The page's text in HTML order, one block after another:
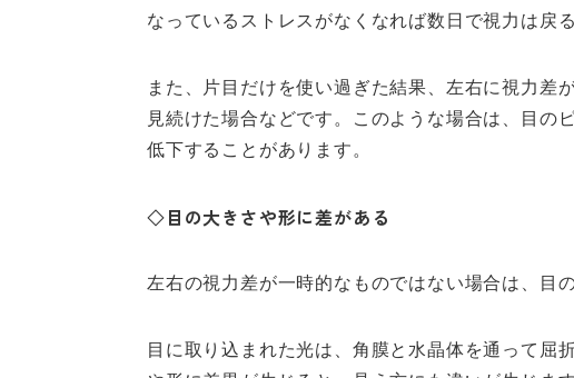
なっているストレスがなくなれば数日で視力は戻
また、片目だけを使い過ぎた結果、左右に視力差
見続けた場合などです。このような場合は、目の
低下することがあります。
◇目の大きさや形に差がある
左右の視力差が一時的なものではない場合は、目
目に取り込まれた光は、角膜と水晶体を通って屈